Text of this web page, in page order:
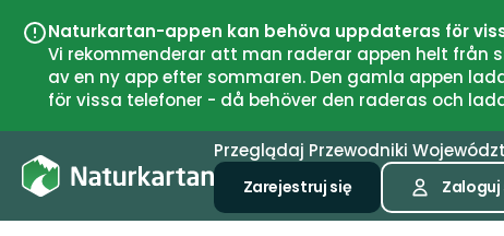
Naturkartan-appen kan behöva uppdateras för
Vi rekommenderar att man raderar appen helt från
av en ny app efter sommaren. Den gamla appen
för vissa telefoner - då behöver den raderas och
Przeglądaj Przewodniki
Zarejestruj się Zaloguj